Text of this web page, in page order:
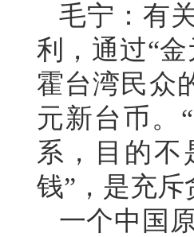
毛宁：有
利，通过“
霍台湾民众
元新台币。
系，目的不
钱”，是充斥
一个中国